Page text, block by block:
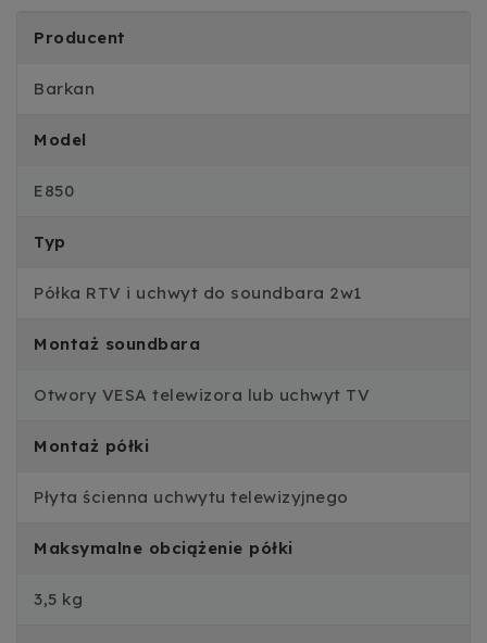
Producent
Barkan
Model
E850
Typ
Półka RTV i uchwyt do soundbara 2w1
Montaż soundbara
Otwory VESA telewizora lub uchwyt TV
Montaż półki
Płyta ścienna uchwytu telewizyjnego
Maksymalne obciążenie półki
3,5 kg